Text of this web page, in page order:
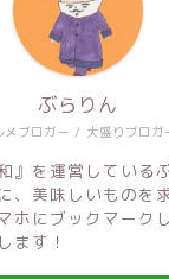
メブロガー / 大盛りブロガ
ぶらりん
』を運営している
、美味しいものを
ホにブックマーク
ます！